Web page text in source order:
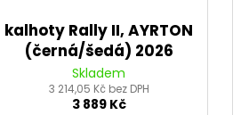
kalhoty Rally II, AYRTON
(černá/šedá) 2026
Skladem
3 214,05 Kč bez DPH
3 889 Kč